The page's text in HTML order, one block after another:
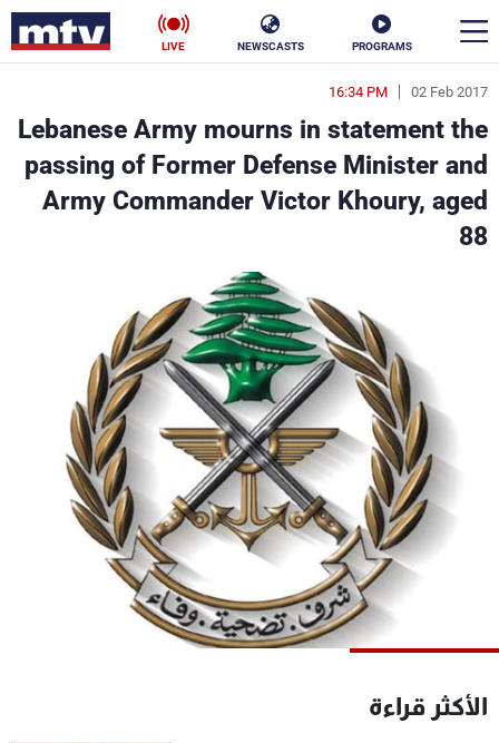
PROGRAMS
NEWSCASTS
LIVE
02 Feb 2017
16:34 PM
Lebanese Army mourns in statement the
passing of Former Defense Minister and
Army Commander Victor Khoury, aged
88
الأكثر قراءة
en
الأخبار
سياسة ناس
رياضة
كأس العالم
البرامج
جدول البرامج
شاهد البرامج
الترددات
الإنـتـاج
وظائف
تواصل معنا